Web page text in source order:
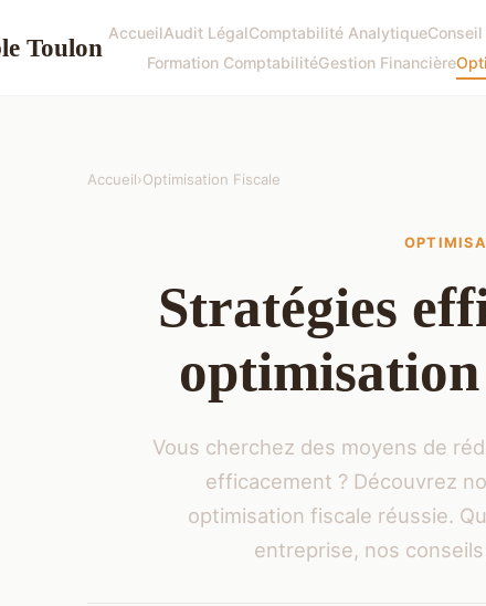
Toulon AccueilAudit LégalComptabilité Analytique
Formation ComptabilitéGestion Financière
Accueil›Optimisation Fiscale
Stratégies
Vous cherchez des moyens de
efficacement ? Découvrez
optimisation fiscale réussie.
entreprise, nos